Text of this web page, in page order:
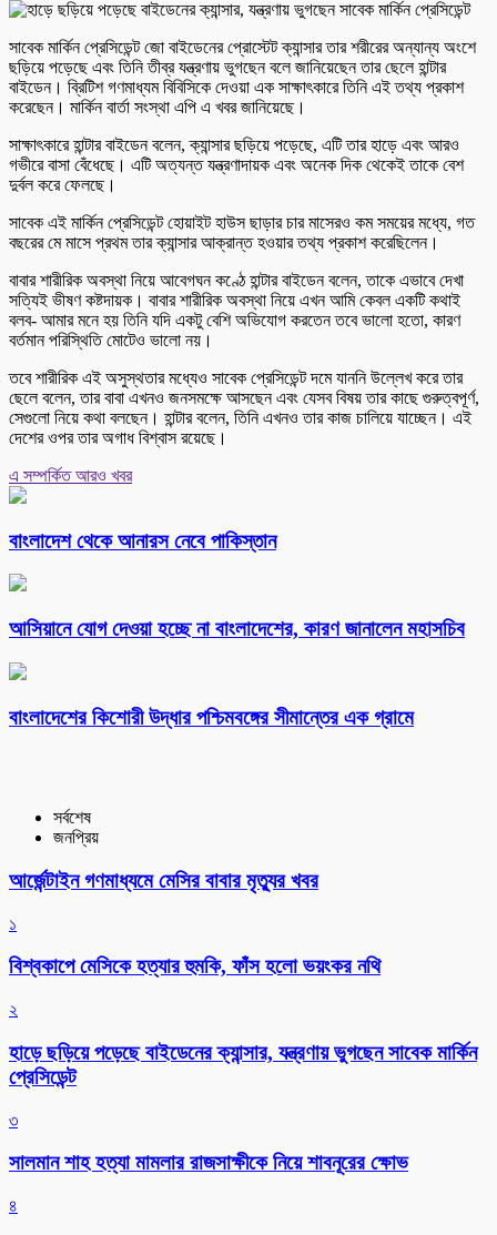
সাবেক মার্কিন প্রেসিডেন্ট জো বাইডেনের প্রোস্টেট ক্যান্সার তার শরীরের অন্যান্য অংশে
ছড়িয়ে পড়েছে এবং তিনি তীব্র যন্ত্রণায় ভুগছেন বলে জানিয়েছেন তার ছেলে হান্টার
বাইডেন। ব্রিটিশ গণমাধ্যম বিবিসিকে দেওয়া এক সাক্ষাৎকারে তিনি এই তথ্য প্রকাশ
করেছেন। মার্কিন বার্তা সংস্থা এপি এ খবর জানিয়েছে।
সাক্ষাৎকারে হান্টার বাইডেন বলেন, ক্যান্সার ছড়িয়ে পড়েছে, এটি তার হাড়ে এবং আরও
গভীরে বাসা বেঁধেছে। এটি অত্যন্ত যন্ত্রণাদায়ক এবং অনেক দিক থেকেই তাকে বেশ
দুর্বল করে ফেলছে।
সাবেক এই মার্কিন প্রেসিডেন্ট হোয়াইট হাউস ছাড়ার চার মাসেরও কম সময়ের মধ্যে, গত
বছরের মে মাসে প্রথম তার ক্যান্সার আক্রান্ত হওয়ার তথ্য প্রকাশ করেছিলেন।
বাবার শারীরিক অবস্থা নিয়ে আবেগঘন কণ্ঠে হান্টার বাইডেন বলেন, তাকে এভাবে দেখা
সত্যিই ভীষণ কষ্টদায়ক। বাবার শারীরিক অবস্থা নিয়ে এখন আমি কেবল একটি কথাই
বলব- আমার মনে হয় তিনি যদি একটু বেশি অভিযোগ করতেন তবে ভালো হতো, কারণ
বর্তমান পরিস্থিতি মোটেও ভালো নয়।
তবে শারীরিক এই অসুস্থতার মধ্যেও সাবেক প্রেসিডেন্ট দমে যাননি উল্লেখ করে তার
ছেলে বলেন, তার বাবা এখনও জনসমক্ষে আসছেন এবং যেসব বিষয় তার কাছে গুরুত্বপূর্ণ,
সেগুলো নিয়ে কথা বলছেন। হান্টার বলেন, তিনি এখনও তার কাজ চালিয়ে যাচ্ছেন। এই
দেশের ওপর তার অগাধ বিশ্বাস রয়েছে।
এ সম্পর্কিত আরও খবর
বাংলাদেশ থেকে আনারস নেবে পাকিস্তান
আসিয়ানে যোগ দেওয়া হচ্ছে না বাংলাদেশের, কারণ জানালেন মহাসচিব
বাংলাদেশের কিশোরী উদ্ধার পশ্চিমবঙ্গের সীমান্তের এক গ্রামে
সর্বশেষ
জনপ্রিয়
আর্জেন্টাইন গণমাধ্যমে মেসির বাবার মৃত্যুর খবর
১
বিশ্বকাপে মেসিকে হত্যার হুমকি, ফাঁস হলো ভয়ংকর নথি
২
হাড়ে ছড়িয়ে পড়েছে বাইডেনের ক্যান্সার, যন্ত্রণায় ভুগছেন সাবেক মার্কিন
প্রেসিডেন্ট
৩
সালমান শাহ হত্যা মামলার রাজসাক্ষীকে নিয়ে শাবনূরের ক্ষোভ
৪